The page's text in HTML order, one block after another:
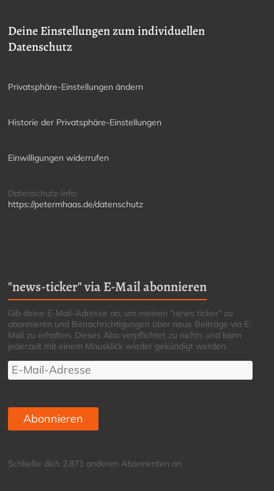
Deine Einstellungen zum individuellen
Datenschutz
Privatsphäre-Einstellungen ändern
Historie der Privatsphäre-Einstellungen
Einwilligungen widerrufen
Datenschutz-Info:
https://petermhaas.de/datenschutz
"news-ticker" via E-Mail abonnieren
Gib deine E-Mail-Adresse an, um meinen "news ticker" zu
abonnieren und Benachrichtigungen über neue Beiträge via E-
Mail zu erhalten. Dieses Abo verpflichtet zu nichts und kann
jederzeit mit einem Mausklick wieder gekündigt werden.
E-
Mail-
Abonnieren
Schließe dich 2.871 anderen Abonnenten an